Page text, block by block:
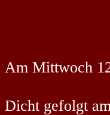
Am Mittwoch
Dicht gefolgt